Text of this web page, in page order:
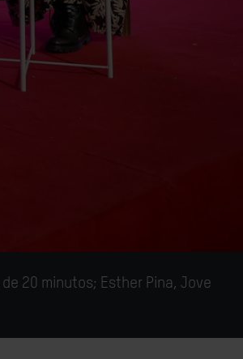
20 minutos; Esther Pina, Jove